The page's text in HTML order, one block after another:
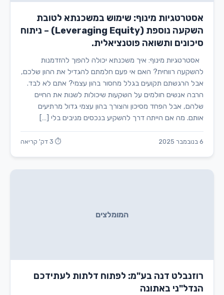
אסטרטגיות מינוף: שימוש במשכנתא לטובת
השקעה נוספת (Leveraging Equity) – ניתוח
סיכונים ותשואה פוטנציאלית.
אסטרטגיות מינוף: איך משכנתא יכולה להפוך להזדמנות
להשקעה רווחית? האם אי פעם חלמתם להגדיל את ההון שלכם,
אבל הרגשתם תקועים בגלל מחסור בהון עצמי? אתם לא לבד.
הרבה אנשים חולמים על השקעות שיכולות לשנות את החיים
שלהם, אבל הפחד מסיכון והצורך בהון עצמי גדול מרתיעים
אותם. מה אם הייתה דרך להשקיע בנכסים מניבים בלי […]
6 בנובמבר 2025 ⏱ 3 דק' קריאה
המומלצים
רוזנבלט דנה בע"מ: לפתוח דלתות לעתידכם
הנדל"ני באתונה